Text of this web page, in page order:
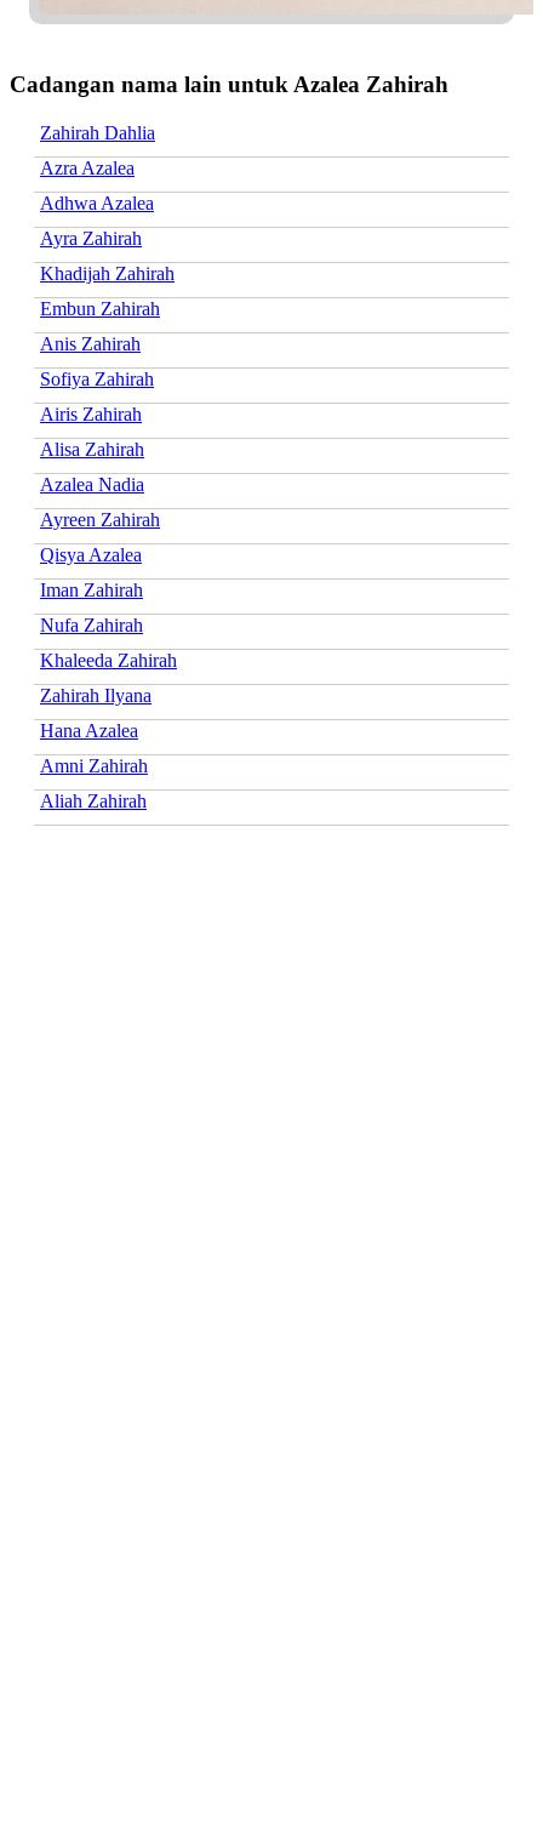
Cadangan nama lain untuk Azalea Zahirah
Zahirah Dahlia
Azra Azalea
Adhwa Azalea
Ayra Zahirah
Khadijah Zahirah
Embun Zahirah
Anis Zahirah
Sofiya Zahirah
Airis Zahirah
Alisa Zahirah
Azalea Nadia
Ayreen Zahirah
Qisya Azalea
Iman Zahirah
Nufa Zahirah
Khaleeda Zahirah
Zahirah Ilyana
Hana Azalea
Amni Zahirah
Aliah Zahirah